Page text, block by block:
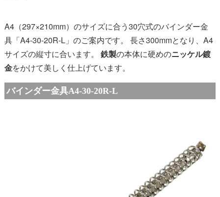
A4（297×210mm）のサイズに合う30穴式のバインダー金
具「A4-30-20R-L」のご案内です。 長さ300mmとなり、A4
サイズの縦寸に合います。 鉄製の本体に硬めのニッケル鍍
金をかけて美しく仕上げています。
バインダー金具A4-30-20R-L